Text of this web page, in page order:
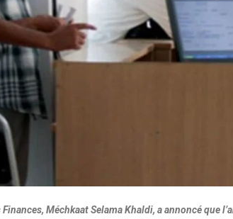
Méchkaat Selama Khaldi, a annoncé que